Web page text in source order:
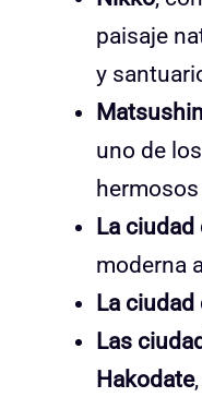
paisaje
y
uno de
La
moderna
La
Las
Hakodate